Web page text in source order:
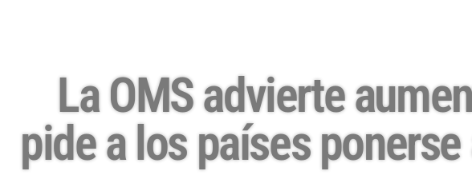
La OMS advierte
pide a los países